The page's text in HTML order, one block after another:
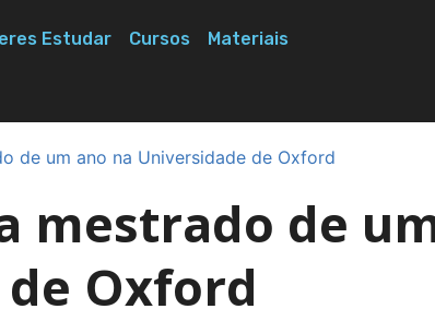
Estudar Cursos Materiais
de um ano na Universidade de Oxford
mestrado de
Oxford